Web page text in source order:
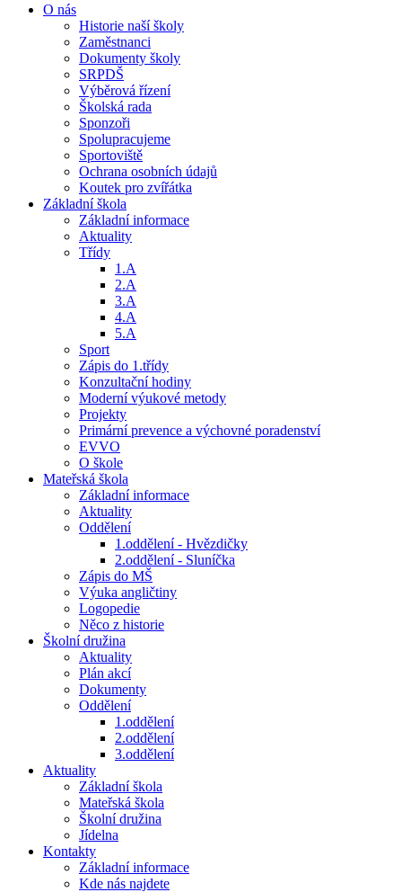
O nás
Historie naší školy
Zaměstnanci
Dokumenty školy
SRPDŠ
Výběrová řízení
Školská rada
Sponzoři
Spolupracujeme
Sportoviště
Ochrana osobních údajů
Koutek pro zvířátka
Základní škola
Základní informace
Aktuality
Třídy
1.A
2.A
3.A
4.A
5.A
Sport
Zápis do 1.třídy
Konzultační hodiny
Moderní výukové metody
Projekty
Primární prevence a výchovné poradenství
EVVO
O škole
Mateřská škola
Základní informace
Aktuality
Oddělení
1.oddělení - Hvězdičky
2.oddělení - Sluníčka
Zápis do MŠ
Výuka angličtiny
Logopedie
Něco z historie
Školní družina
Aktuality
Plán akcí
Dokumenty
Oddělení
1.oddělení
2.oddělení
3.oddělení
Aktuality
Základní škola
Mateřská škola
Školní družina
Jídelna
Kontakty
Základní informace
Kde nás najdete